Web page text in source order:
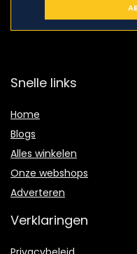
Snelle links
Home
Blogs
Alles winkelen
Onze webshops
Adverteren
Verklaringen